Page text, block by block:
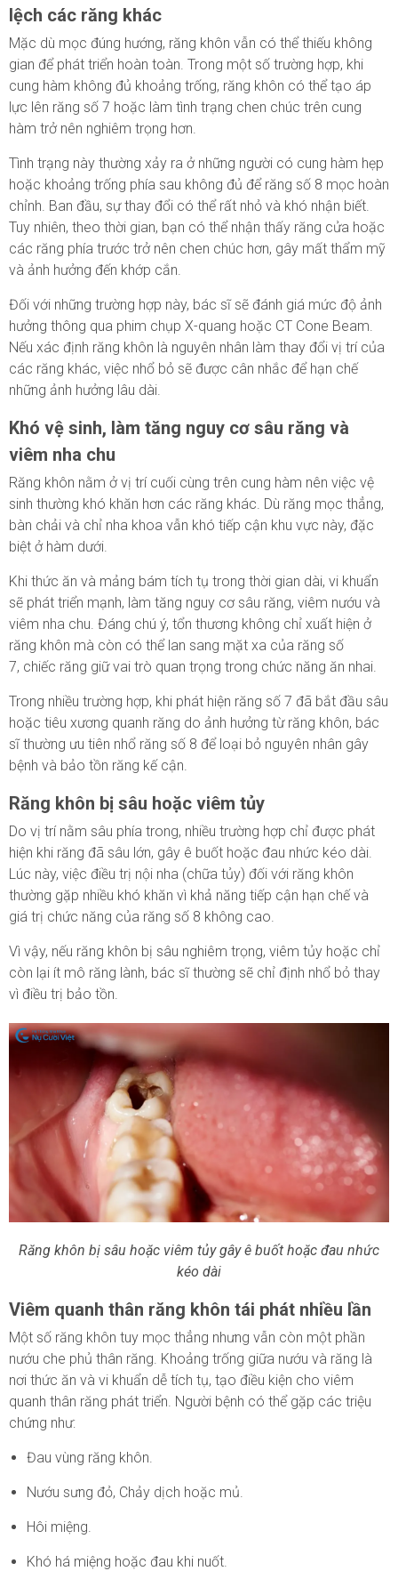
lệch các răng khác
Mặc dù mọc đúng hướng, răng khôn vẫn có thể thiếu không
gian để phát triển hoàn toàn. Trong một số trường hợp, khi
cung hàm không đủ khoảng trống, răng khôn có thể tạo áp
lực lên răng số 7 hoặc làm tình trạng chen chúc trên cung
hàm trở nên nghiêm trọng hơn.
Tình trạng này thường xảy ra ở những người có cung hàm hẹp
hoặc khoảng trống phía sau không đủ để răng số 8 mọc hoàn
chỉnh. Ban đầu, sự thay đổi có thể rất nhỏ và khó nhận biết.
Tuy nhiên, theo thời gian, bạn có thể nhận thấy răng cửa hoặc
các răng phía trước trở nên chen chúc hơn, gây mất thẩm mỹ
và ảnh hưởng đến khớp cắn.
Đối với những trường hợp này, bác sĩ sẽ đánh giá mức độ ảnh
hưởng thông qua phim chụp X-quang hoặc CT Cone Beam.
Nếu xác định răng khôn là nguyên nhân làm thay đổi vị trí của
các răng khác, việc nhổ bỏ sẽ được cân nhắc để hạn chế
những ảnh hưởng lâu dài.
Khó vệ sinh, làm tăng nguy cơ sâu răng và
viêm nha chu
Răng khôn nằm ở vị trí cuối cùng trên cung hàm nên việc vệ
sinh thường khó khăn hơn các răng khác. Dù răng mọc thẳng,
bàn chải và chỉ nha khoa vẫn khó tiếp cận khu vực này, đặc
biệt ở hàm dưới.
Khi thức ăn và mảng bám tích tụ trong thời gian dài, vi khuẩn
sẽ phát triển mạnh, làm tăng nguy cơ sâu răng, viêm nướu và
viêm nha chu. Đáng chú ý, tổn thương không chỉ xuất hiện ở
răng khôn mà còn có thể lan sang mặt xa của răng số
7, chiếc răng giữ vai trò quan trọng trong chức năng ăn nhai.
Trong nhiều trường hợp, khi phát hiện răng số 7 đã bắt đầu sâu
hoặc tiêu xương quanh răng do ảnh hưởng từ răng khôn, bác
sĩ thường ưu tiên nhổ răng số 8 để loại bỏ nguyên nhân gây
bệnh và bảo tồn răng kế cận.
Răng khôn bị sâu hoặc viêm tủy
Do vị trí nằm sâu phía trong, nhiều trường hợp chỉ được phát
hiện khi răng đã sâu lớn, gây ê buốt hoặc đau nhức kéo dài.
Lúc này, việc điều trị nội nha (chữa tủy) đối với răng khôn
thường gặp nhiều khó khăn vì khả năng tiếp cận hạn chế và
giá trị chức năng của răng số 8 không cao.
Vì vậy, nếu răng khôn bị sâu nghiêm trọng, viêm tủy hoặc chỉ
còn lại ít mô răng lành, bác sĩ thường sẽ chỉ định nhổ bỏ thay
vì điều trị bảo tồn.
Răng khôn bị sâu hoặc viêm tủy gây ê buốt hoặc đau nhức
kéo dài
Viêm quanh thân răng khôn tái phát nhiều lần
Một số răng khôn tuy mọc thẳng nhưng vẫn còn một phần
nướu che phủ thân răng. Khoảng trống giữa nướu và răng là
nơi thức ăn và vi khuẩn dễ tích tụ, tạo điều kiện cho viêm
quanh thân răng phát triển. Người bệnh có thể gặp các triệu
chứng như:
Đau vùng răng khôn.
Nướu sưng đỏ, Chảy dịch hoặc mủ.
Hôi miệng.
Khó há miệng hoặc đau khi nuốt.